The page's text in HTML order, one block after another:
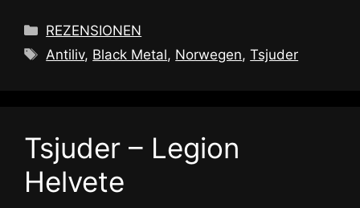
Kategorien
REZENSIONEN
Schlagwörter
Antiliv, Black Metal, Norwegen,Tsjuder
Tsjuder – Legion
Helvete